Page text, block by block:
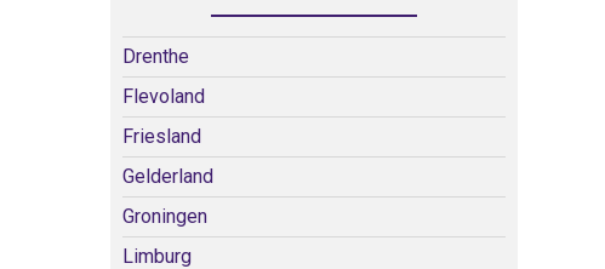
Drenthe
Flevoland
Friesland
Gelderland
Groningen
Limburg